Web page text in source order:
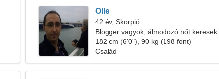
Olle
42 év, Skorpió
Blogger vagyok, álmodozó nőt keresek
182 cm (6'0"), 90 kg (198 font)
Család